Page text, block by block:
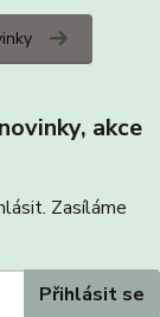
akce
Zasíláme
Přihlásit se